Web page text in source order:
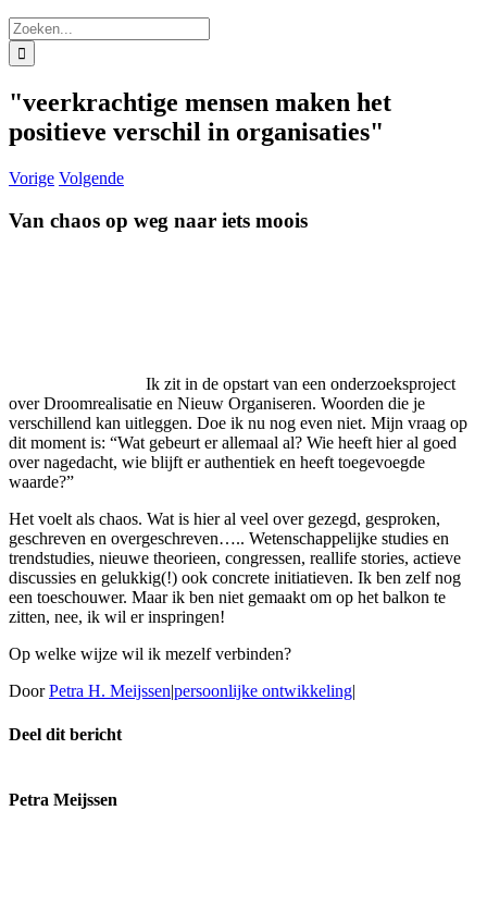
Zoeken
naar:
"veerkrachtige mensen maken het
positieve verschil in organisaties"
Vorige Volgende
Van chaos op weg naar iets moois
Ik zit in de opstart van een onderzoeksproject
over Droomrealisatie en Nieuw Organiseren. Woorden die je
verschillend kan uitleggen. Doe ik nu nog even niet. Mijn vraag op
dit moment is: “Wat gebeurt er allemaal al? Wie heeft hier al goed
over nagedacht, wie blijft er authentiek en heeft toegevoegde
waarde?”
Het voelt als chaos. Wat is hier al veel over gezegd, gesproken,
geschreven en overgeschreven….. Wetenschappelijke studies en
trendstudies, nieuwe theorieen, congressen, reallife stories, actieve
discussies en gelukkig(!) ook concrete initiatieven. Ik ben zelf nog
een toeschouwer. Maar ik ben niet gemaakt om op het balkon te
zitten, nee, ik wil er inspringen!
Op welke wijze wil ik mezelf verbinden?
DoorPetra H. Meijssen|persoonlijke ontwikkeling|
Deel dit bericht
mail
Petra Meijssen